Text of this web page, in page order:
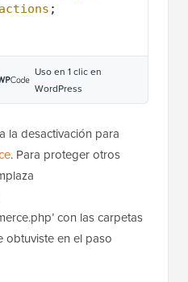
;
Uso en 1 clic en
WordPress
la desactivación para
. Para proteger otros
con las carpetas
obtuviste en el paso